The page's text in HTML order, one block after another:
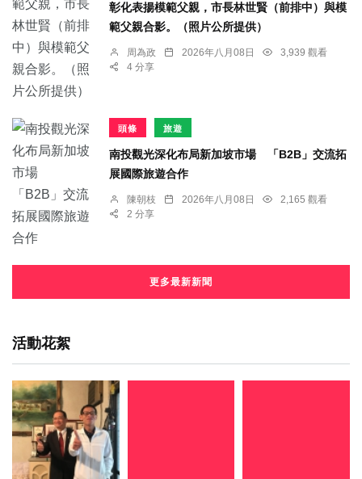
彰化表揚模範父親，市長林世賢（前排中）與模
範父親合影。（照片公所提供）
周為政 2026年八月08日
3,939 觀看
4 分享
頭條 旅遊
南投觀光深化布局新加坡市場 「B2B」交流拓
展國際旅遊合作
陳朝枝 2026年八月08日
2,165 觀看
2 分享
更多最新新聞
活動花絮